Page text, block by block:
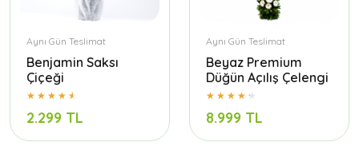
Aynı Gün Teslimat
Benjamin Saksı
Çiçeği
2.299 TL
Aynı Gün Teslimat
Beyaz Premium
Düğün Açılış Çelengi
8.999 TL